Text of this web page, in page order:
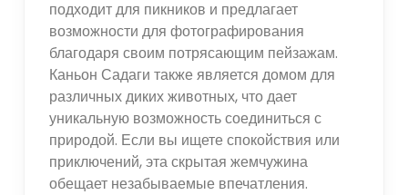
подходит для пикников и предлагает
возможности для фотографирования
благодаря своим потрясающим пейзажам.
Каньон Садаги также является домом для
различных диких животных, что дает
уникальную возможность соединиться с
природой. Если вы ищете спокойствия или
приключений, эта скрытая жемчужина
обещает незабываемые впечатления.